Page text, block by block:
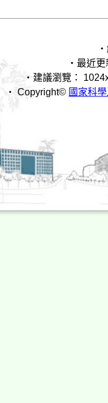
‧
‧最近更
‧建議瀏覽：
‧ Copyright© 國家科